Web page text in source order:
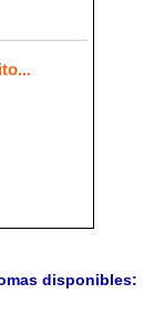
disponibles: